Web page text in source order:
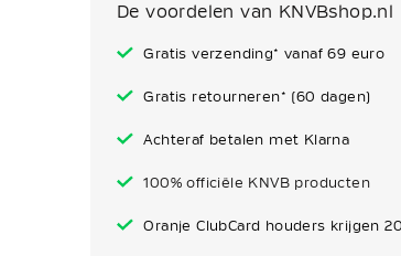
De voordelen van KNVBshop.nl
Gratis verzending* vanaf 69 euro
Gratis retourneren* (60 dagen)
Achteraf betalen met Klarna
100% officiële KNVB producten
Oranje ClubCard houders krijgen